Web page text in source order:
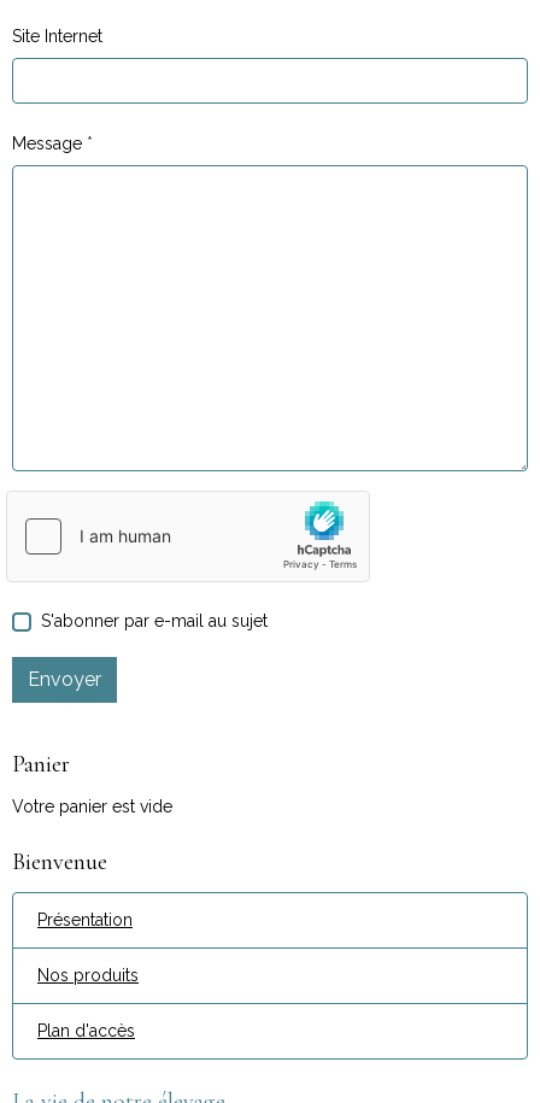
Site Internet
Message
S'abonner par e-mail au sujet
Envoyer
Panier
Votre panier est vide
Bienvenue
Présentation
Nos produits
Plan d'accès